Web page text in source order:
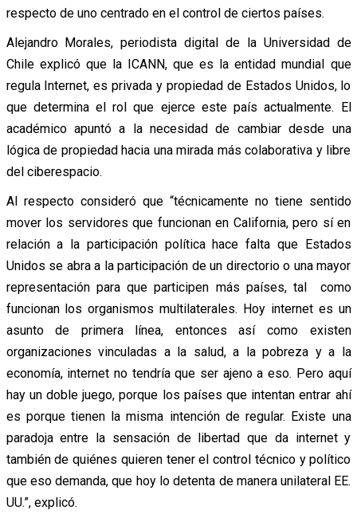
respecto de uno centrado en el control de ciertos países.
Alejandro Morales, periodista digital de la Universidad de
Chile explicó que la ICANN, que es la entidad mundial que
regula Internet, es privada y propiedad de Estados Unidos, lo
que determina el rol que ejerce este país actualmente. El
académico apuntó a la necesidad de cambiar desde una
lógica de propiedad hacia una mirada más colaborativa y libre
del ciberespacio.
Al respecto consideró que “técnicamente no tiene sentido
mover los servidores que funcionan en California, pero sí en
relación a la participación política hace falta que Estados
Unidos se abra a la participación de un directorio o una mayor
representación para que participen más países, tal como
funcionan los organismos multilaterales. Hoy internet es un
asunto de primera línea, entonces así como existen
organizaciones vinculadas a la salud, a la pobreza y a la
economía, internet no tendría que ser ajeno a eso. Pero aquí
hay un doble juego, porque los países que intentan entrar ahí
es porque tienen la misma intención de regular. Existe una
paradoja entre la sensación de libertad que da internet y
también de quiénes quieren tener el control técnico y político
que eso demanda, que hoy lo detenta de manera unilateral EE.
UU.”, explicó.